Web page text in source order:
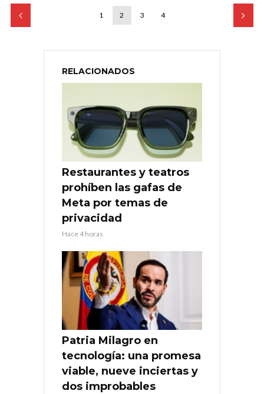
1 2 3 4
RELACIONADOS
Restaurantes y teatros
prohíben las gafas de
Meta por temas de
privacidad
Hace 4 horas
Patria Milagro en
tecnología: una promesa
viable, nueve inciertas y
dos improbables